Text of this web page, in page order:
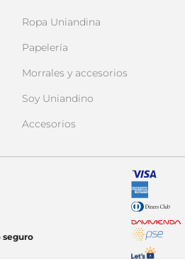
Ropa Uniandina
Papelería
Morrales y accesorios
Soy Uniandino
Accesorios
seguro